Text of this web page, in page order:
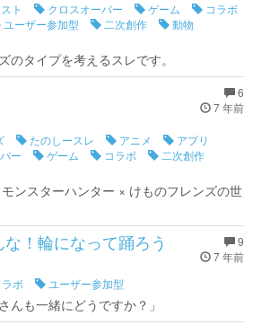
ト クロスオーバー ゲーム
コラボ
ユーザー参加型 二次創作
動物
のタイプを考えるスレです。
6
7 年前
たのしースレ アニメ
アプリ
ー ゲーム コラボ
二次創作
ンスターハンター × けものフレンズの世
9
7 年前
！輪になって踊ろう
ラボ ユーザー参加型
んも一緒にどうですか？」